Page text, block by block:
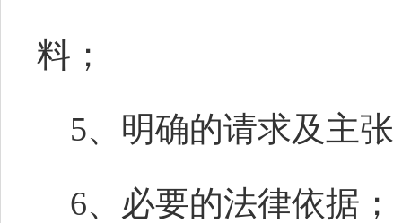
料；
5、明确的请求及主
6、必要的法律依据；